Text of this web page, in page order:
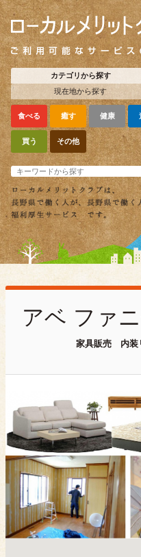
カテゴリから探す
現在地から探す
食べる 癒す 健康
買う その他
アベ ファ
家具販売 内装